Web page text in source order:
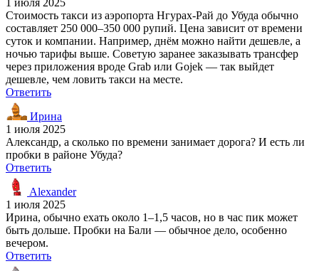
Стоимость такси из аэропорта Нгурах-Рай до Убуда обычно
составляет 250 000–350 000 рупий. Цена зависит от времени
суток и компании. Например, днём можно найти дешевле, а
ночью тарифы выше. Советую заранее заказывать трансфер
через приложения вроде Grab или Gojek — так выйдет
дешевле, чем ловить такси на месте.
Ответить
Ирина
1 июля 2025
Александр, а сколько по времени занимает дорога? И есть ли
пробки в районе Убуда?
Ответить
Alexander
1 июля 2025
Ирина, обычно ехать около 1–1,5 часов, но в час пик может
быть дольше. Пробки на Бали — обычное дело, особенно
вечером.
Ответить